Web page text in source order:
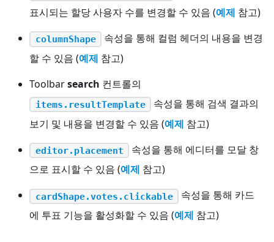
표시되는 할당 사용자 수를 변경할 수 있음 (예제 참고)
columnShape
속성을 통해 컬럼 헤더의 내용을 변경
할 수 있음 (예제 참고)
Toolbarsearch 컨트롤의
items.resultTemplate
속성을 통해 검색 결과의
보기 및 내용을 변경할 수 있음 (예제 참고)
editor.placement
속성을 통해 에디터를 모달 창
으로 표시할 수 있음 (예제 참고)
cardShape.votes.clickable
속성을 통해 카드
에 투표 기능을 활성화할 수 있음 (예제 참고)